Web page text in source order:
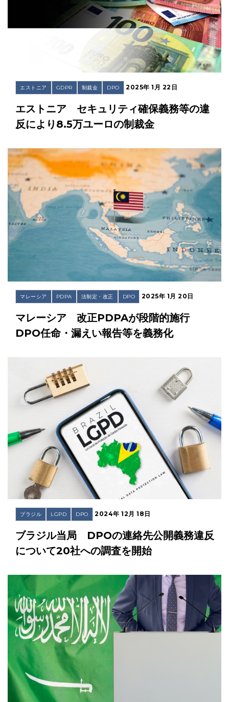
エストニア GDPR 制裁金 DPO 2025年 1月 22日
エストニア セキュリティ確保義務等の違
反により8.5万ユーロの制裁金
マレーシア PDPA 法制定・改正 DPO 2025年 1月 20日
マレーシア 改正PDPAが段階的施行
DPO任命・漏えい報告等を義務化
ブラジル LGPD DPO 2024年 12月 18日
ブラジル当局 DPOの連絡先公開義務違反
について20社への調査を開始